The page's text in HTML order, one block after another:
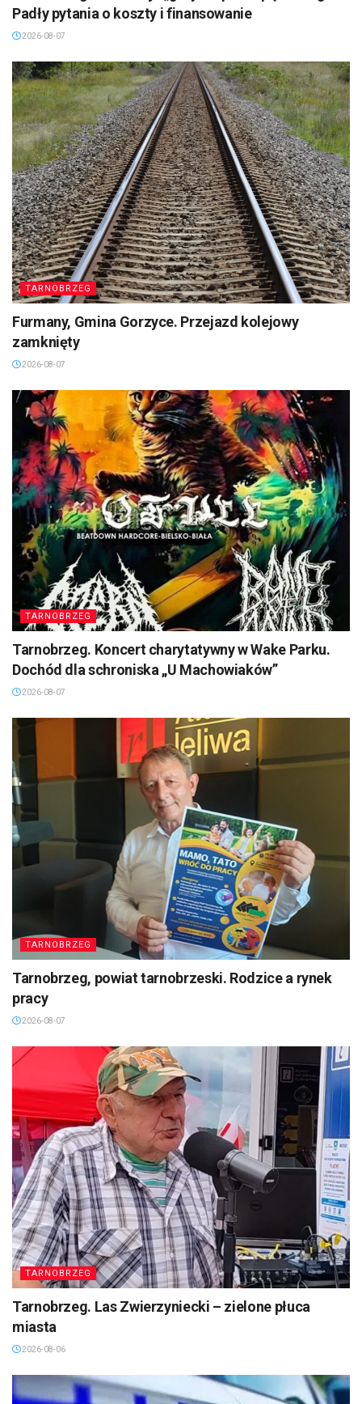
Padły pytania o koszty i finansowanie
2026-08-07
TARNOBRZEG
Furmany, Gmina Gorzyce. Przejazd kolejowy
zamknięty
2026-08-07
TARNOBRZEG
Tarnobrzeg. Koncert charytatywny w Wake Parku.
Dochód dla schroniska „U Machowiaków”
2026-08-07
TARNOBRZEG
Tarnobrzeg, powiat tarnobrzeski. Rodzice a rynek
pracy
2026-08-07
TARNOBRZEG
Tarnobrzeg. Las Zwierzyniecki – zielone płuca
miasta
2026-08-06